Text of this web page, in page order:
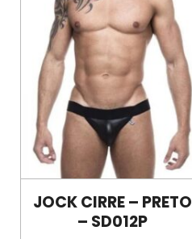
JOCK CIRRE – PRETO
– SD012P